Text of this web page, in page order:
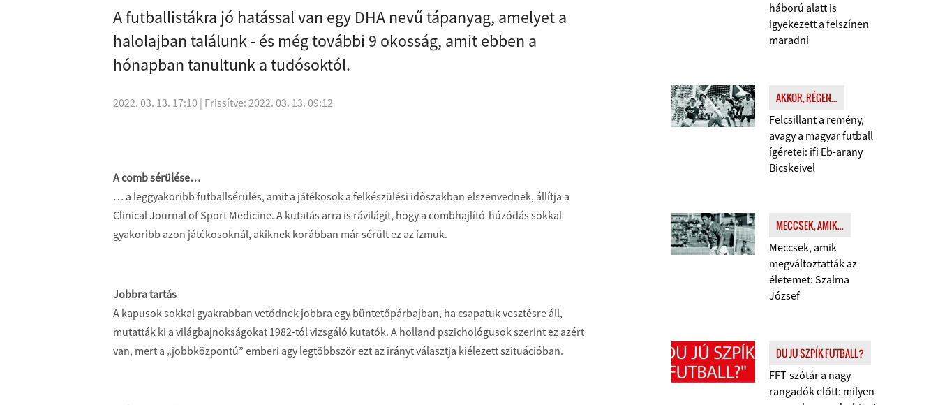
A futballistákra jó hatással van egy DHA nevű tápanyag, amelyet a
halolajban találunk - és még további 9 okosság, amit ebben a
hónapban tanultunk a tudósoktól.
2022. 03. 13. 17:10 | Frissítve: 2022. 03. 13. 09:12
A comb sérülése…
… a leggyakoribb futballsérülés, amit a játékosok a felkészülési időszakban elszenvednek, állítja a
Clinical Journal of Sport Medicine. A kutatás arra is rávilágít, hogy a combhajlító-húzódás sokkal
gyakoribb azon játékosoknál, akiknek korábban már sérült ez az izmuk.
Jobbra tartás
A kapusok sokkal gyakrabban vetődnek jobbra egy büntetőpárbajban, ha csapatuk vesztésre áll,
mutatták ki a világbajnokságokat 1982-tól vizsgáló kutatók. A holland pszichológusok szerint ez azért
van, mert a „jobbközpontú” emberi agy legtöbbször ezt az irányt választja kiélezett szituációban.
háború alatt is
igyekezett a felszínen
maradni
AKKOR, RÉGEN...
Felcsillant a remény,
avagy a magyar futball
ígéretei: ifi Eb-arany
Bicskeivel
MECCSEK, AMIK...
Meccsek, amik
megváltoztatták az
életemet: Szalma
József
DU JU SZPÍK FUTBALL?
FFT-szótár a nagy
rangadók előtt: milyen